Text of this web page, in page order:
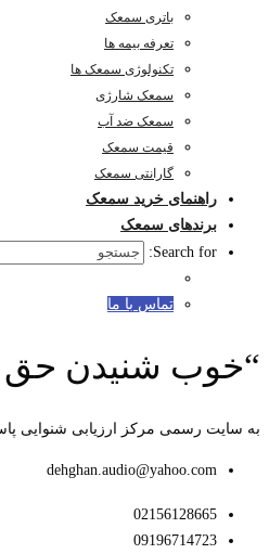
باتری سمعک
تعرفه بیمه ها
تکنولوژی سمعک ها
سمعک شارژی
سمعک ضد آب
قیمت سمعک
گارانتی سمعک
راهنمای خرید سمعک
برندهای سمعک
Search for:
تماس با ما
“خوب شنیدن
به سایت رسمی مرکز ارزیابی شنوایی
dehghan.audio@yahoo.com
02156128665
09196714723